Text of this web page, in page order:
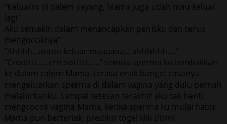
“Keluarin di dalem sayang, Mama juga udah mau keluar
lagi”
Aku semakin dalam menancapkan penisku dan terus
mengocoknya”
“Ahhhh,,,anton keluar maaaaaa,,, ahhhhhh….“
“Crootttt…..crrroottttt…..” semua sperma ku tembakkan
ke dalam rahim Mama, terasa enak banget rasanya
mengeluarkan sperma di dalam vagina yang dulu pernah
melahirkanku. Sampai tetesan terakhir aku tak henti
mengcocok vagina Mama, ketika sperma ku mulai habis
Mama pun berteriak, prediksi togel klik disini